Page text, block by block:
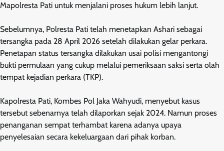
Mapolresta Pati untuk menjalani proses hukum lebih lanjut.
Sebelumnya, Polresta Pati telah menetapkan Ashari sebagai
tersangka pada 28 April 2026 setelah dilakukan gelar perkara.
Penetapan status tersangka dilakukan usai polisi mengantongi
bukti permulaan yang cukup melalui pemeriksaan saksi serta olah
tempat kejadian perkara (TKP).
Kapolresta Pati, Kombes Pol Jaka Wahyudi, menyebut kasus
tersebut sebenarnya telah dilaporkan sejak 2024. Namun proses
penanganan sempat terhambat karena adanya upaya
penyelesaian secara kekeluargaan dari pihak korban.